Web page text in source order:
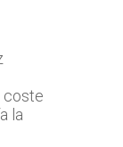
coste
la